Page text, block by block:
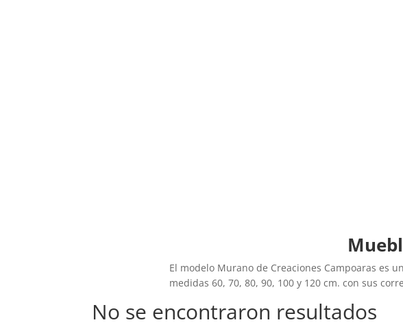
El modelo Murano de Creaciones Campoaras es
medidas 60, 70, 80, 90, 100 y 120 cm. con sus
No se encontraron resultados